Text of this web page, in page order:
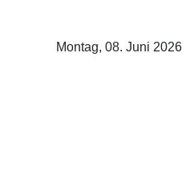
Montag, 08. Juni 2026